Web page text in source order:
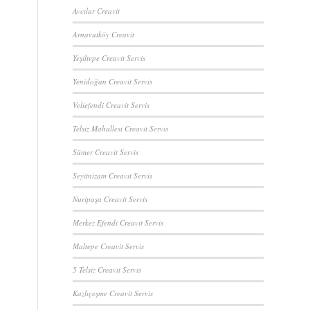
Avcılar Creavit
Arnavutköy Creavit
Yeşiltepe Creavit Servis
Yenidoğan Creavit Servis
Veliefendi Creavit Servis
Telsiz Mahallesi Creavit Servis
Sümer Creavit Servis
Seyitnizam Creavit Servis
Nuripaşa Creavit Servis
Merkez Efendi Creavit Servis
Maltepe Creavit Servis
5 Telsiz Creavit Servis
Kazlıçeşme Creavit Servis